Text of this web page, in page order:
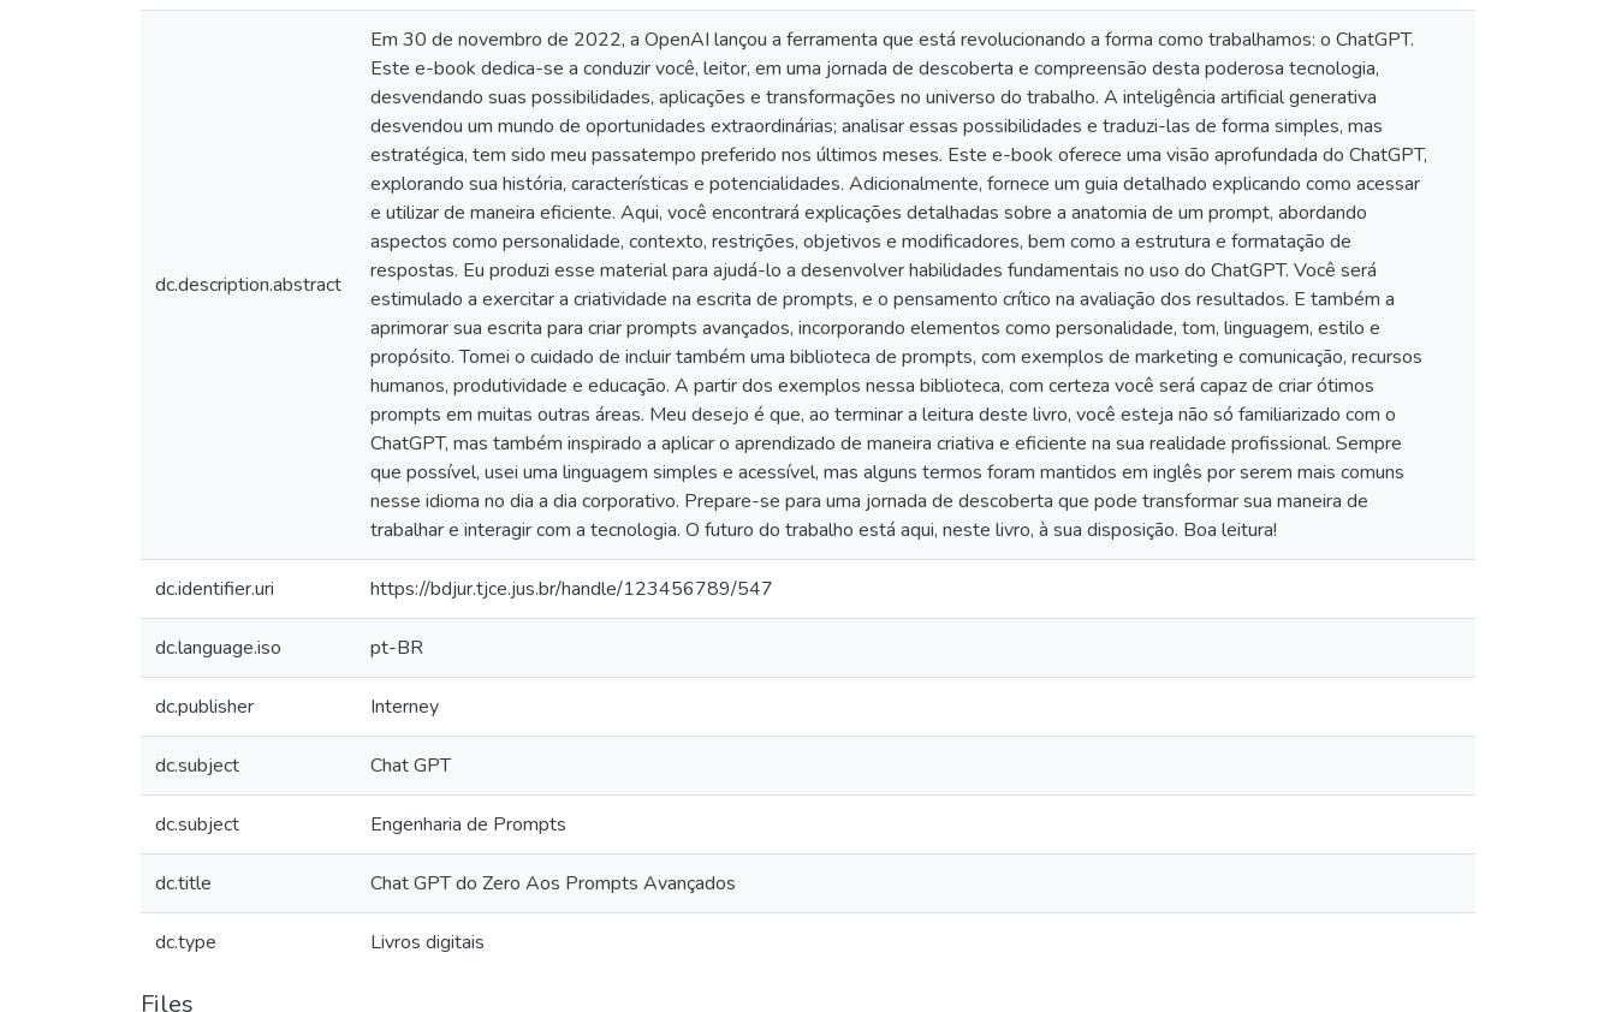
dc.description.abstract
Em 30 de novembro de 2022, a OpenAI lançou a ferramenta que está revolucionando a forma como trabalhamos: o ChatGPT.
Este e-book dedica-se a conduzir você, leitor, em uma jornada de descoberta e compreensão desta poderosa tecnologia,
desvendando suas possibilidades, aplicações e transformações no universo do trabalho. A inteligência artificial generativa
desvendou um mundo de oportunidades extraordinárias; analisar essas possibilidades e traduzi-las de forma simples, mas
estratégica, tem sido meu passatempo preferido nos últimos meses. Este e-book oferece uma visão aprofundada do ChatGPT,
explorando sua história, características e potencialidades. Adicionalmente, fornece um guia detalhado explicando como acessar
e utilizar de maneira eficiente. Aqui, você encontrará explicações detalhadas sobre a anatomia de um prompt, abordando
aspectos como personalidade, contexto, restrições, objetivos e modificadores, bem como a estrutura e formatação de
respostas. Eu produzi esse material para ajudá-lo a desenvolver habilidades fundamentais no uso do ChatGPT. Você será
estimulado a exercitar a criatividade na escrita de prompts, e o pensamento crítico na avaliação dos resultados. E também a
aprimorar sua escrita para criar prompts avançados, incorporando elementos como personalidade, tom, linguagem, estilo e
propósito. Tomei o cuidado de incluir também uma biblioteca de prompts, com exemplos de marketing e comunicação, recursos
humanos, produtividade e educação. A partir dos exemplos nessa biblioteca, com certeza você será capaz de criar ótimos
prompts em muitas outras áreas. Meu desejo é que, ao terminar a leitura deste livro, você esteja não só familiarizado com o
ChatGPT, mas também inspirado a aplicar o aprendizado de maneira criativa e eficiente na sua realidade profissional. Sempre
que possível, usei uma linguagem simples e acessível, mas alguns termos foram mantidos em inglês por serem mais comuns
nesse idioma no dia a dia corporativo. Prepare-se para uma jornada de descoberta que pode transformar sua maneira de
trabalhar e interagir com a tecnologia. O futuro do trabalho está aqui, neste livro, à sua disposição. Boa leitura!
dc.identifier.uri https://bdjur.tjce.jus.br/handle/123456789/547
dc.language.iso pt-BR
dc.publisher Interney
dc.subject Chat GPT
dc.subject Engenharia de Prompts
dc.title Chat GPT do Zero Aos Prompts Avançados
dc.type Livros digitais
Files